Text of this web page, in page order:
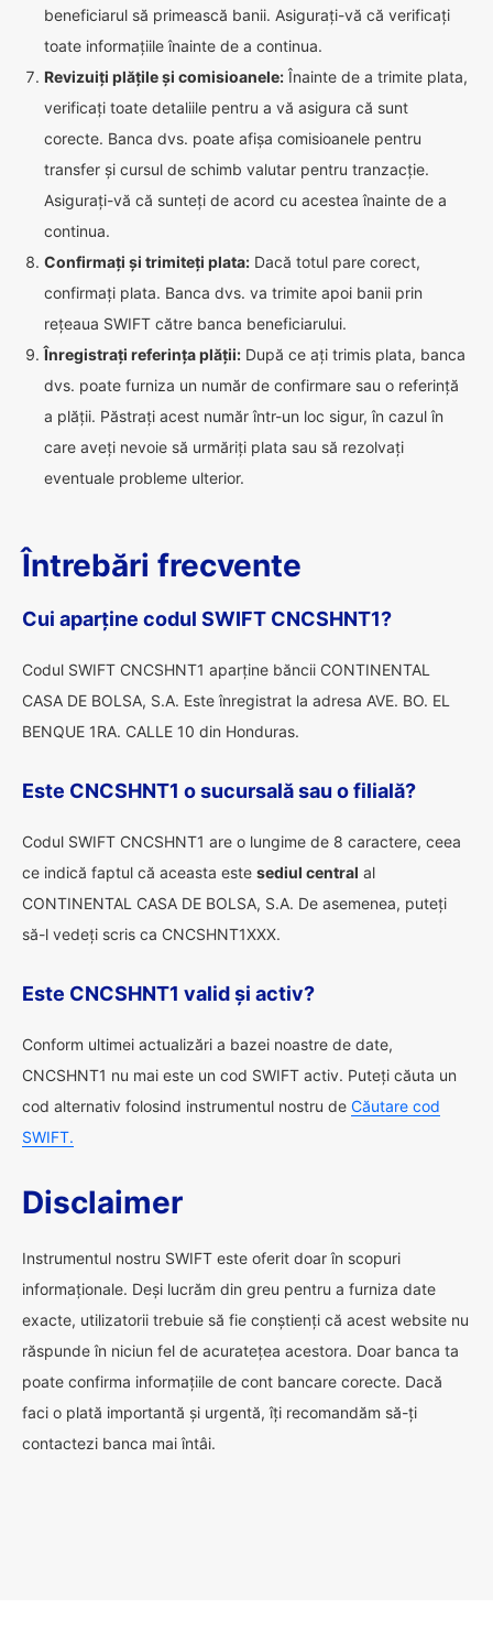
beneficiarul să primească banii. Asigurați-vă că verificați
toate informațiile înainte de a continua.
Revizuiți plățile și comisioanele: Înainte de a trimite plata,
verificați toate detaliile pentru a vă asigura că sunt
corecte. Banca dvs. poate afișa comisioanele pentru
transfer și cursul de schimb valutar pentru tranzacție.
Asigurați-vă că sunteți de acord cu acestea înainte de a
continua.
Confirmați și trimiteți plata: Dacă totul pare corect,
confirmați plata. Banca dvs. va trimite apoi banii prin
rețeaua SWIFT către banca beneficiarului.
Înregistrați referința plății: După ce ați trimis plata, banca
dvs. poate furniza un număr de confirmare sau o referință
a plății. Păstrați acest număr într-un loc sigur, în cazul în
care aveți nevoie să urmăriți plata sau să rezolvați
eventuale probleme ulterior.
Întrebări frecvente
Cui aparține codul SWIFT CNCSHNT1?
Codul SWIFT CNCSHNT1 aparține băncii CONTINENTAL
CASA DE BOLSA, S.A. Este înregistrat la adresa AVE. BO. EL
BENQUE 1RA. CALLE 10 din Honduras.
Este CNCSHNT1 o sucursală sau o filială?
Codul SWIFT CNCSHNT1 are o lungime de 8 caractere, ceea
ce indică faptul că aceasta este sediul central al
CONTINENTAL CASA DE BOLSA, S.A. De asemenea, puteți
să-l vedeți scris ca CNCSHNT1XXX.
Este CNCSHNT1 valid și activ?
Conform ultimei actualizări a bazei noastre de date,
CNCSHNT1 nu mai este un cod SWIFT activ. Puteți căuta un
cod alternativ folosind instrumentul nostru de Căutare cod
SWIFT.
Disclaimer
Instrumentul nostru SWIFT este oferit doar în scopuri
informaționale. Deși lucrăm din greu pentru a furniza date
exacte, utilizatorii trebuie să fie conștienți că acest website nu
răspunde în niciun fel de acuratețea acestora. Doar banca ta
poate confirma informațiile de cont bancare corecte. Dacă
faci o plată importantă și urgentă, îți recomandăm să-ți
contactezi banca mai întâi.